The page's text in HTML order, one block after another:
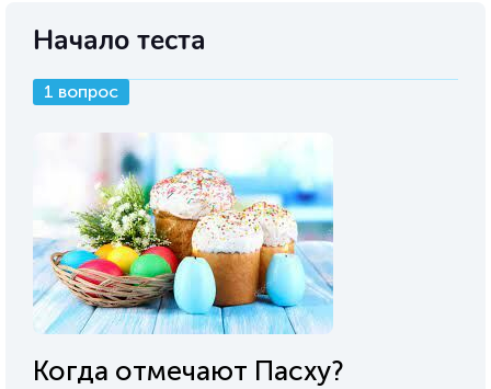
Начало теста
1 вопрос
Когда отмечают Пасху?